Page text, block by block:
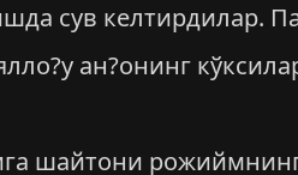
сув келтирдилар.
ан?онинг
шайтони